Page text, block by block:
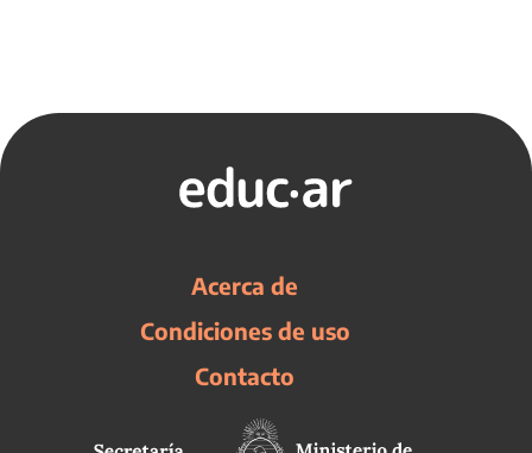
Acerca de
Condiciones de uso
Contacto